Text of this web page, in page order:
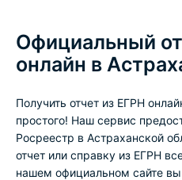
Официальный
онлайн в
Получить отчет из ЕГРН
простого! Наш сервис
Росреестр в Астраханской
отчет или справку из ЕГРН
нашем официальном сайте